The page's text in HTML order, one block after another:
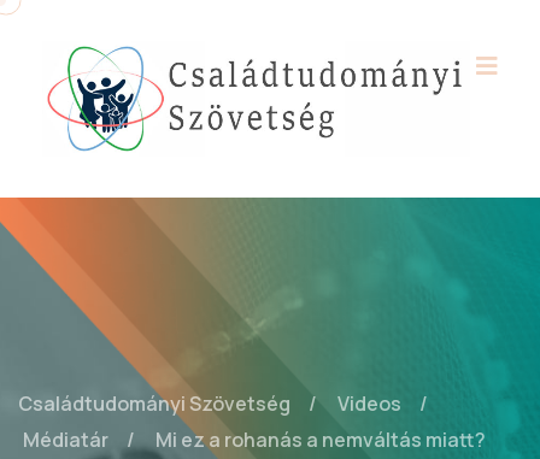
Családtudományi Szövetség
Videos
Médiatár
Mi ez a rohanás a nemváltás miatt?